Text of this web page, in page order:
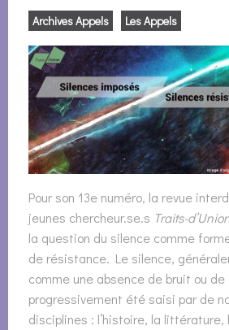
Archives Appels Les Appels
Pour son 13e numéro, la revue
jeunes chercheur.se.s Traits-
la question du silence comme
de résistance. Le silence,
comme une absence de bruit ou
progressivement été saisi par de
disciplines : l’histoire, la littérature,